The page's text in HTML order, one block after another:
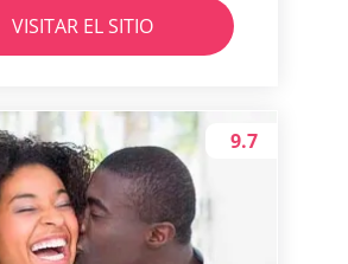
VISITAR EL SITIO
9.7